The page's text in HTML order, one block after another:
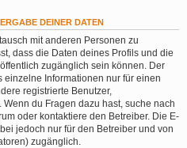
DEINER DATEN
mit anderen Personen zu
dass die Daten deines Profils und die
zugänglich sein können. Der
Informationen nur für einen
registrierte Benutzer,
du Fragen dazu hast, suche nach
oder kontaktiere den Betreiber. Die E-
jedoch nur für den Betreiber und von
zugänglich.